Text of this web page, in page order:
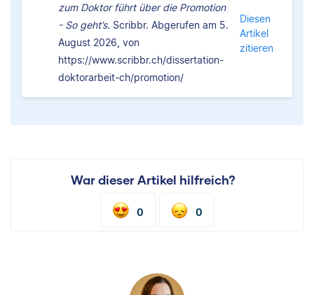
zum Doktor führt über die Promotion
- So geht’s. Scribbr. Abgerufen am 5.
August 2026, von
https://www.scribbr.ch/dissertation-
doktorarbeit-ch/promotion/
Diesen
Artikel
zitieren
War dieser Artikel hilfreich?
0 0